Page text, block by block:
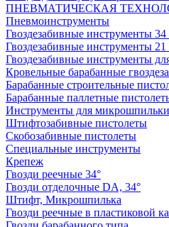
ПНЕВМАТИЧЕСКАЯ
Пневмоинструменты
Гвоздезабивные инструменты 34
Гвоздезабивные инструменты 21
Гвоздезабивные инструменты
Кровельные барабанные
Барабанные строительные
Барабанные паллетные
Инструменты для
Штифтозабивные пистолеты
Скобозабивные пистолеты
Специальные инструменты
Крепеж
Гвозди реечные 34°
Гвозди отделочные DA, 34°
Штифт, Микрошпилька
Гвозди реечные в пластиковой